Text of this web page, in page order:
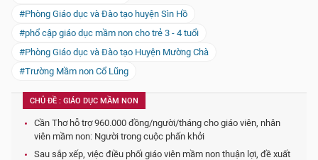
#Phòng Giáo dục và Đào tạo huyện Sìn Hồ
#phổ cập giáo dục mầm non cho trẻ 3 - 4 tuổi
#Phòng Giáo dục và Đào tạo Huyện Mường Chà
#Trường Mầm non Cổ Lũng
CHỦ ĐỀ : GIÁO DỤC MẦM NON
Cần Thơ hỗ trợ 960.000 đồng/người/tháng cho giáo viên, nhân
viên mầm non: Người trong cuộc phấn khởi
Sau sắp xếp, việc điều phối giáo viên mầm non thuận lợi, đề xuất